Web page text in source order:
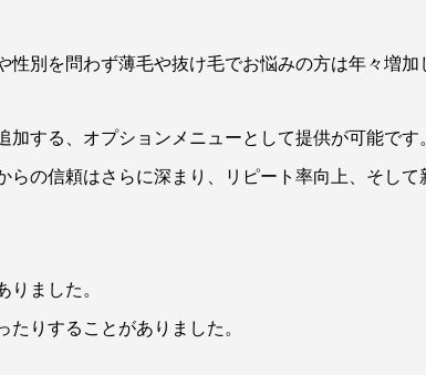
別を問わず薄毛や抜け毛でお悩みの方は年々増加
する、オプションメニューとして提供が可能です
の信頼はさらに深まり、リピート率向上、そして
ました。
りすることがありました。